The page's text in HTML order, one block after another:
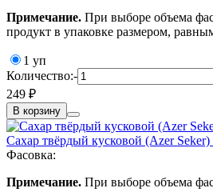
Примечание. При выборе объема
продукт в упаковке размером,
1 уп
Количество:-
249 ₽
В корзину
Сахар твёрдый кусковой (Azer Seker)
Фасовка:
Примечание. При выборе объема